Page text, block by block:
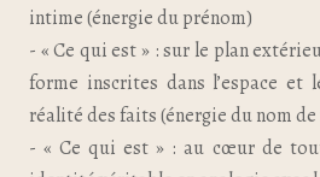
intime (énergie du prénom)
- « Ce qui est » : sur le plan
forme inscrites dans l’espace
réalité des faits (énergie du nom
- « Ce qui est » : au cœur de